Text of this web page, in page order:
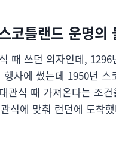
코틀랜드 운명의
때 쓰던 의자인데,
사에 썼는데 1950년
관식 때 가져온다는 조
식에 맞춰 런던에 도착